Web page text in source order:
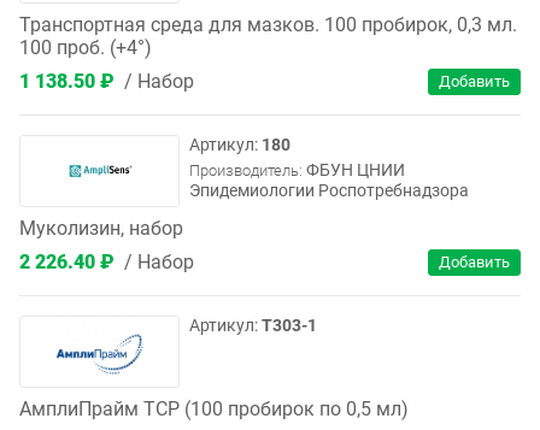
Транспортная среда для мазков. 100 пробирок, 0,3 мл.
100 проб. (+4°)
1 138.50 ₽
Набор
180
Производитель:ФБУН ЦНИИ
Эпидемиологии Роспотребнадзора
Муколизин, набор
2 226.40 ₽
Набор
T303-1
АмплиПрайм ТСР (100 пробирок по 0,5 мл)